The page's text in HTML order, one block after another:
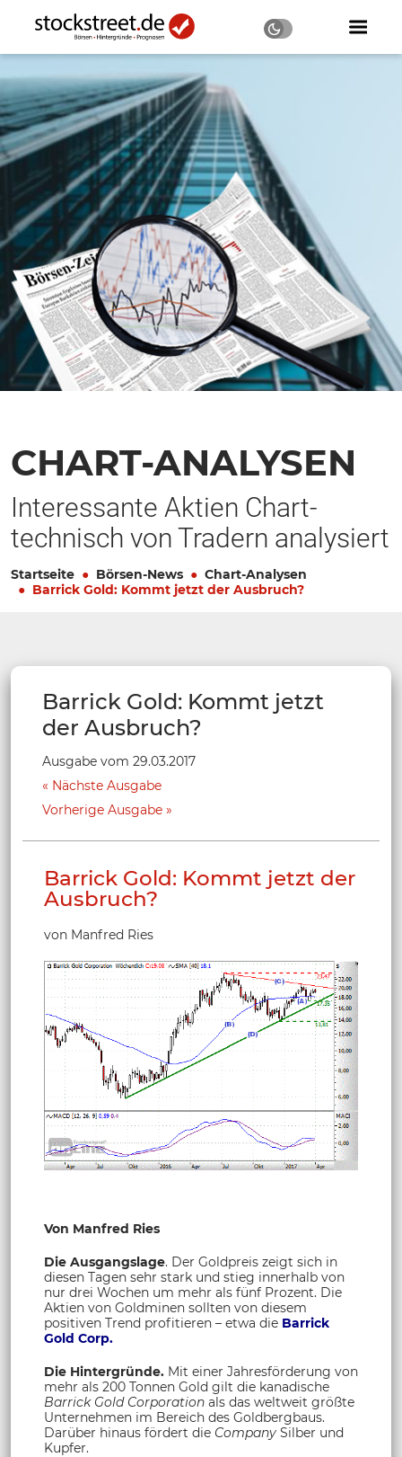
CHART-ANALYSEN
Interessante Aktien Chart-
technisch von Tradern analysiert
Startseite Börsen-News
Chart-Analysen
Barrick Gold: Kommt jetzt der Ausbruch?
Barrick Gold: Kommt jetzt
der Ausbruch?
Ausgabe vom 29.03.2017
Nächste Ausgabe
Vorherige Ausgabe
Barrick Gold: Kommt jetzt der
Ausbruch?
von Manfred Ries
Von Manfred Ries
Die Ausgangslage. Der Goldpreis zeigt sich in
diesen Tagen sehr stark und stieg innerhalb von
nur drei Wochen um mehr als fünf Prozent. Die
Aktien von Goldminen sollten von diesem
positiven Trend profitieren – etwa die Barrick
Gold Corp.
Die Hintergründe. Mit einer Jahresförderung von
mehr als 200 Tonnen Gold gilt die kanadische
Barrick Gold Corporation als das weltweit größte
Unternehmen im Bereich des Goldbergbaus.
Darüber hinaus fördert die Company Silber und
Kupfer.